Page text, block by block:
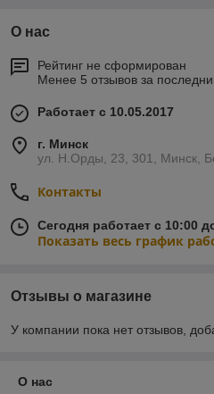
О нас
Рейтинг не сформирован
Менее 5 отзывов за
Работает с 10.05.2017
г. Минск
ул. Н.Орды, 23, 301, Минск,
Контакты
Сегодня работает с 10:00
Показать весь график
Отзывы о магазине
У компании пока нет отзывов,
О нас